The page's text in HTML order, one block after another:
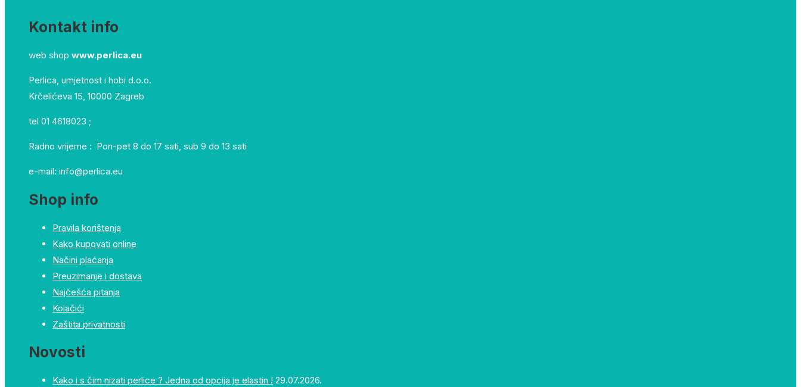
Kontakt info
web shop www.perlica.eu
Perlica, umjetnost i hobi d.o.o.
Krčelićeva 15, 10000 Zagreb
tel 01 4618023 ;
Radno vrijeme : Pon-pet 8 do 17 sati, sub 9 do 13 sati
e-mail: info@perlica.eu
Shop info
Pravila korištenja
Kako kupovati online
Načini plaćanja
Preuzimanje i dostava
Najčešća pitanja
Kolačići
Zaštita privatnosti
Novosti
Kako i s čim nizati perlice ? Jedna od opcija je elastin ! 29.07.2026.